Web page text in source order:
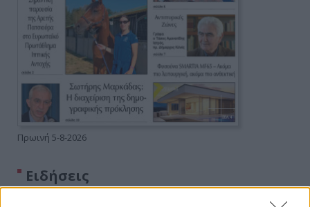
Πρωινή 5-8-2026
Ειδήσεις